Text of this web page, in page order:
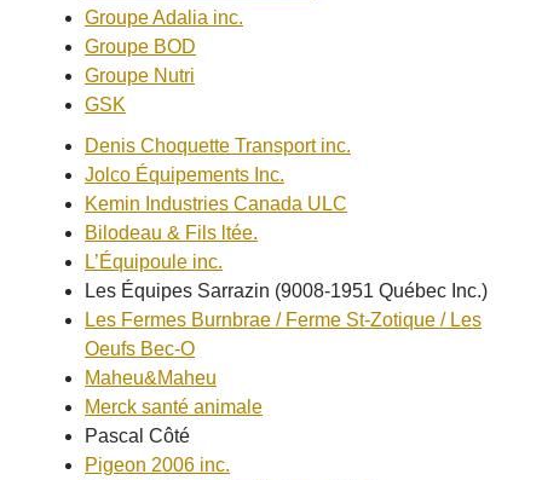
Groupe Adalia inc.
Groupe BOD
Groupe Nutri
GSK
Denis Choquette Transport inc.
Jolco Équipements Inc.
Kemin Industries Canada ULC
Bilodeau & Fils ltée.
L’Équipoule inc.
Les Équipes Sarrazin (9008-1951 Québec Inc.)
Les Fermes Burnbrae / Ferme St-Zotique / Les
Oeufs Bec-O
Maheu&Maheu
Merck santé animale
Pascal Côté
Pigeon 2006 inc.